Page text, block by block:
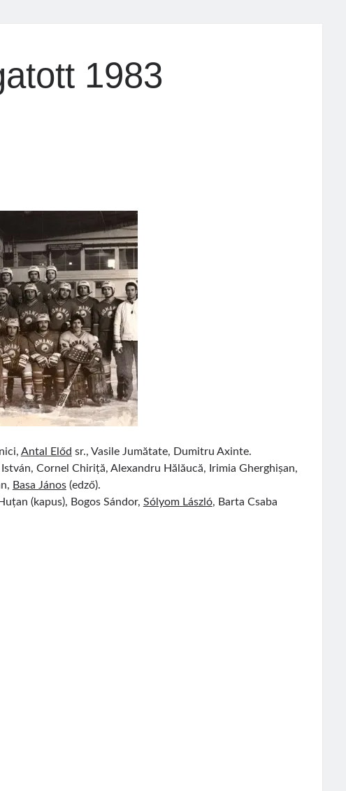
1983
Antal Előd sr., Vasile Jumătate, Dumitru Axinte.
Cornel Chiriță, Alexandru Hălăucă, Irimia Gherghișan,
Basa János(edző).
(kapus), Bogos Sándor, Sólyom László, Barta Csaba